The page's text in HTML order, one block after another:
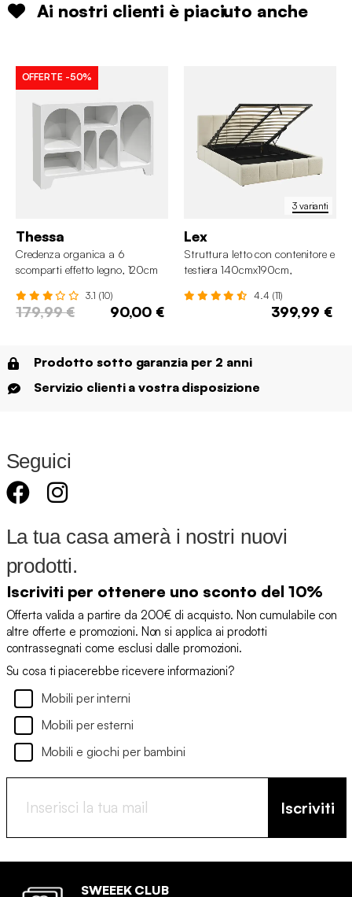
Ai nostri clienti è piaciuto anche
OFFERTE -50%
Thessa
Credenza organica a 6
scomparti effetto legno, 120cm
3.1 (10)
179,99 € 90,00 €
3 varianti
Lex
Struttura letto con contenitore e
testiera 140cmx190cm,
4.4 (11)
399,99 €
Prodotto sotto garanzia per 2 anni
Servizio clienti a vostra disposizione
Seguici
La tua casa amerà i nostri nuovi
prodotti.
Iscriviti per ottenere uno sconto del 10%
Offerta valida a partire da 200€ di acquisto. Non cumulabile con
altre offerte e promozioni. Non si applica ai prodotti
contrassegnati come esclusi dalle promozioni.
Su cosa ti piacerebbe ricevere informazioni?
Mobili per interni
Mobili per esterni
Mobili e giochi per bambini
Iscriviti
SWEEEK CLUB